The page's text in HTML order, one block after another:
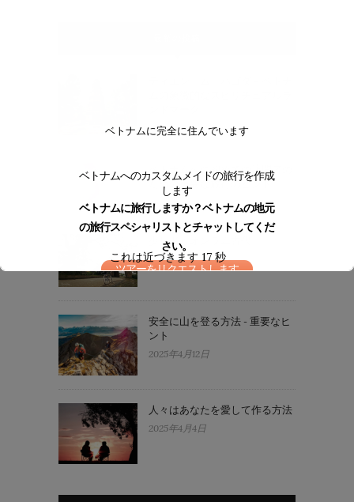
2025年5月2日
ベトナムへの初めての訪問者の
ための重要な旅行のヒント
2025年5月2日
少しドゥオンラム古代
2025年4月22日
安全に山を登る方法 - 重要なヒ
ント
2025年4月12日
人々はあなたを愛して作る方法
2025年4月4日
ベトナムに完全に住んでいます
ベトナムへのカスタムメイドの旅行を作成
します
ベトナムに旅行しますか？ベトナムの地元
の旅行スペシャリストとチャットしてくだ
さい。
ツアーをリクエストします
これは近づきます17秒